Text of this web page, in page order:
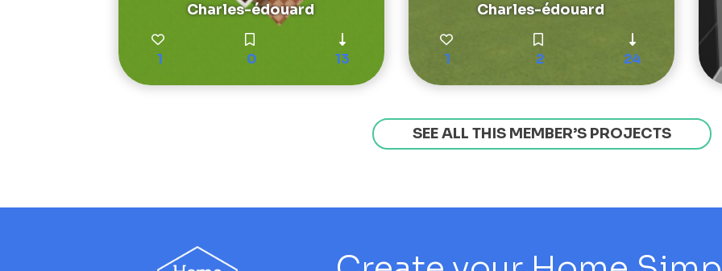
Charles-édouard
1 0 13
Charles-édouard
1 2 24
SEE ALL THIS MEMBER’S PROJECTS